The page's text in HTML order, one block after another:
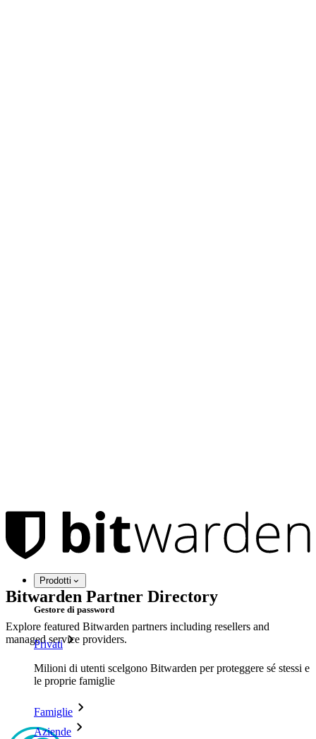
Prodotti
Gestore di password
Privati
Milioni di utenti scelgono Bitwarden per proteggere sé stessi e
le proprie famiglie
Famiglie
Aziende
Bitwarden Partner Directory
Explore featured Bitwarden partners including resellers and
managed service providers.